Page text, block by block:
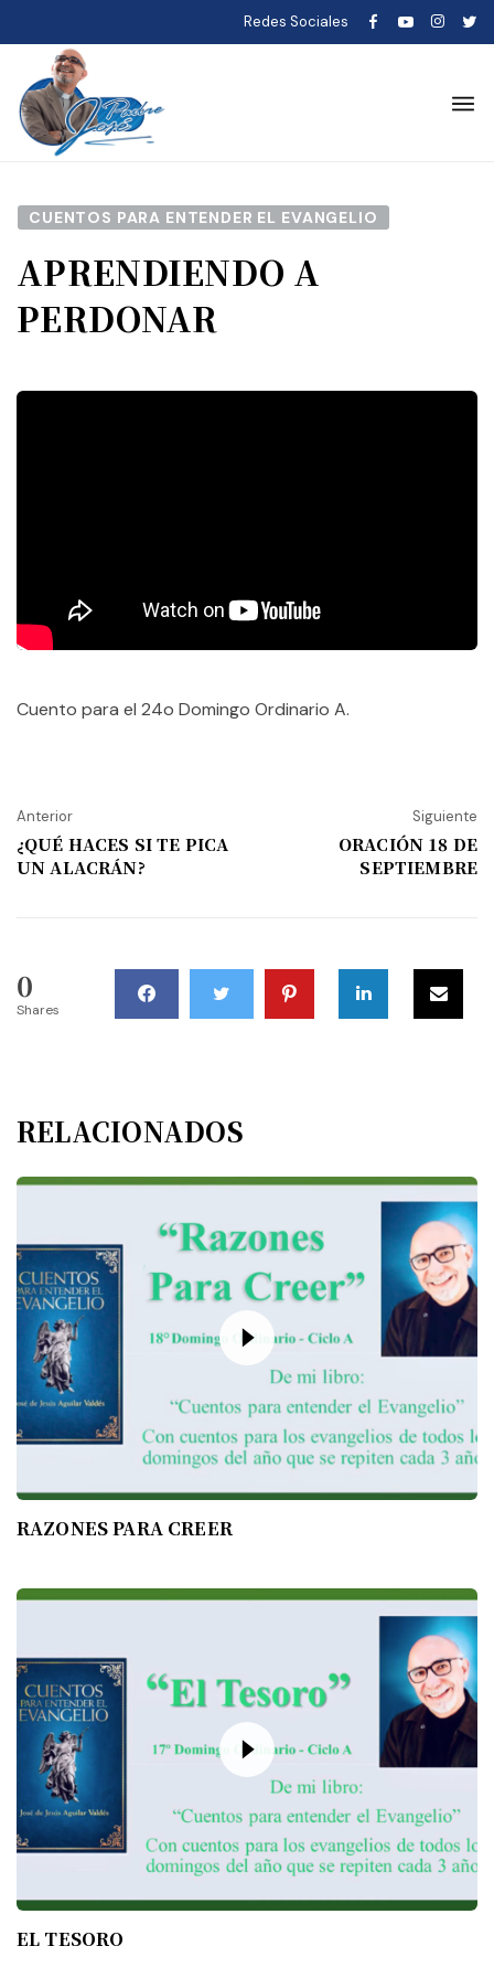
Redes Sociales
CUENTOS PARA ENTENDER EL EVANGELIO
APRENDIENDO A
PERDONAR
Cuento para el 24o Domingo Ordinario A.
Anterior
¿QUÉ HACES SI TE PICA
UN ALACRÁN?
Siguiente
ORACIÓN 18 DE
SEPTIEMBRE
0
Shares
RELACIONADOS
RAZONES PARA CREER
EL TESORO